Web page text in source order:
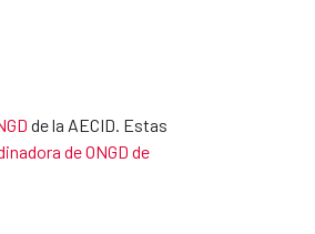
de la AECID. Estas
de ONGD de